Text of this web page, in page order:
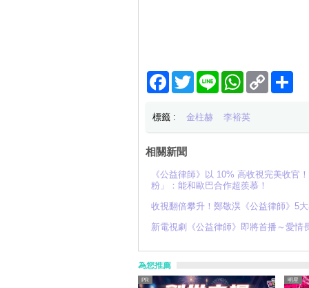
Facebook
TwitterLine WhatsApp
Copy
Link
分
標籤 : 金柱赫 李裕英
相關新聞
《公益律師》以 10% 高收視完美收官
粉」：能和歐巴合作超羨慕！
收視翻倍攀升！鄭敬淏《公益律師》5
新電視劇《公益律師》即將首播～愛情
為您推薦
明星